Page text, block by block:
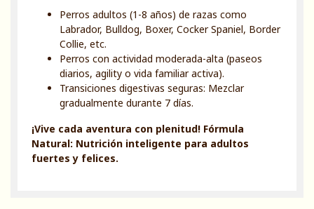
Perros adultos (1-8 años) de razas como
Labrador, Bulldog, Boxer, Cocker Spaniel, Border
Collie, etc.
Perros con actividad moderada-alta (paseos
diarios, agility o vida familiar activa).
Transiciones digestivas seguras: Mezclar
gradualmente durante 7 días.
¡Vive cada aventura con plenitud! Fórmula
Natural: Nutrición inteligente para adultos
fuertes y felices.